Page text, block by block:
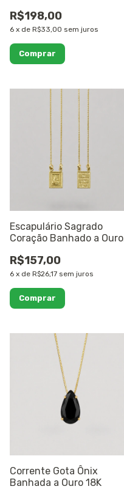
18K
R$198,00
6 x de R$33,00 sem juros
Escapulário Sagrado
Coração Banhado a Ouro
R$157,00
6 x de R$26,17 sem juros
Corrente Gota Ônix
Banhada a Ouro 18K